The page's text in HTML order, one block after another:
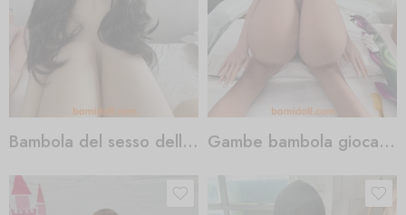
Bambola del sesso della moglie giapponese Gambe bambola giocattolo sessuale